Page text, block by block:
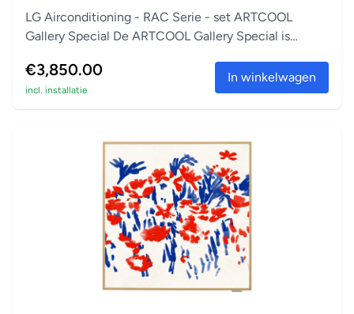
LG Airconditioning - RAC Serie - set ARTCOOL
Gallery Special De ARTCOOL Gallery Special is
€3,850.00
incl. installatie
In winkelwagen